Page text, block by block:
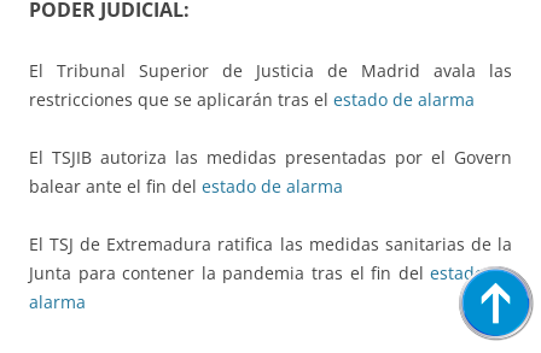
PODER JUDICIAL:
El Tribunal Superior de Justicia de Madrid avala las
restricciones que se aplicarán tras el estado de alarma
El TSJIB autoriza las medidas presentadas por el Govern
balear ante el fin del estado de alarma
El TSJ de Extremadura ratifica las medidas sanitarias de la
Junta para contener la pandemia tras el fin delestado de
alarma